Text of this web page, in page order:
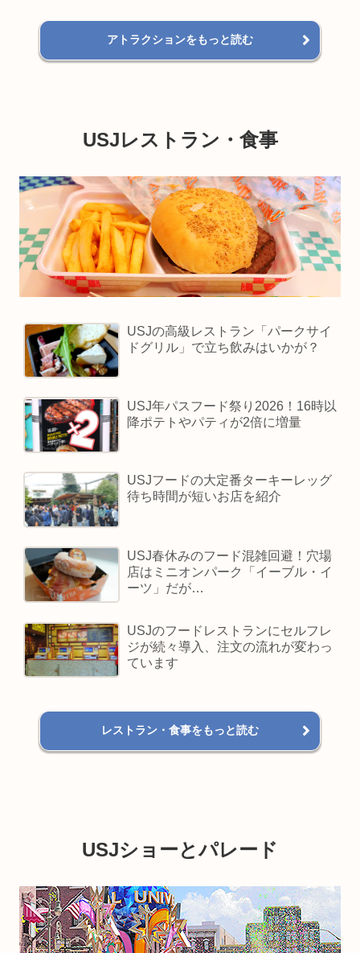
アトラクションをもっと読む
USJレストラン・食事
USJの高級レストラン「パークサイ
ドグリル」で立ち飲みはいかが？
USJ年パスフード祭り2026！16時以
降ポテトやパティが2倍に増量
USJフードの大定番ターキーレッグ
待ち時間が短いお店を紹介
USJ春休みのフード混雑回避！穴場
店はミニオンパーク「イーブル・イ
ーツ」だが…
USJのフードレストランにセルフレ
ジが続々導入、注文の流れが変わっ
ています
レストラン・食事をもっと読む
USJショーとパレード